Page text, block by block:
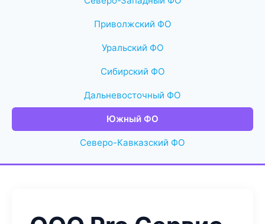
Приволжский ФО
Уральский ФО
Сибирский ФО
Дальневосточный ФО
Южный ФО
Северо-Кавказский ФО